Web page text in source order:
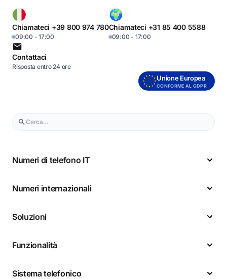
Chiamateci +39 800 974 780
09:00 - 17:00
Chiamateci +31 85 400 5588
09:00 - 17:00
Contattaci
Risposta entro 24 ore
Unione Europea
CONFORME AL GDPR
Numeri di telefono IT
Numeri internazionali
Soluzioni
Funzionalità
Sistema telefonico